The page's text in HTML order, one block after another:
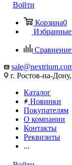
Войти
Корзина0
Сравнение
г. Ростов-на-
Каталог
Новинки
Покупателям
О компании
Контакты
Реквизиты
...